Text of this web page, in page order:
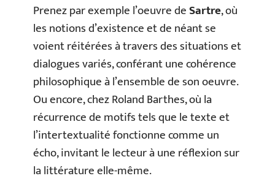
Prenez par exemple l’oeuvre deSartre, où
les notions d’existence et de néant se
voient réitérées à travers des situations et
dialogues variés, conférant une cohérence
philosophique à l’ensemble de son oeuvre.
Ou encore, chez Roland Barthes, où la
récurrence de motifs tels que le texte et
l’intertextualité fonctionne comme un
écho, invitant le lecteur à une réflexion sur
la littérature elle-même.